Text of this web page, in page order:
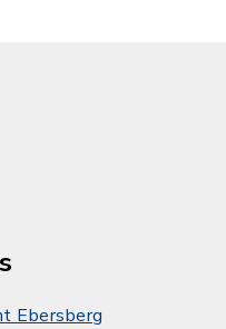
Ebersberg